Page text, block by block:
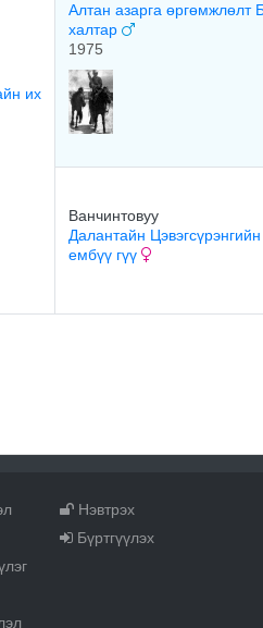
их
Алтан азарга өргөмжлөлт
халтар
1975
Ванчинтовуу
Далантайн
ембүү гүү
Нэвтрэх
Бүртгүүлэх